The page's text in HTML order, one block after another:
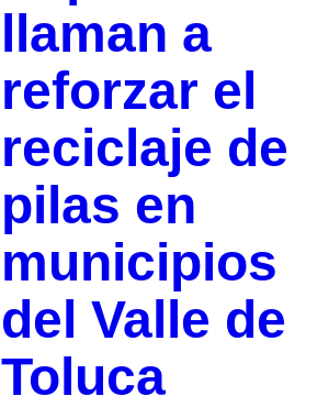
llaman a
reforzar el
reciclaje de
pilas en
municipios
del Valle de
Toluca